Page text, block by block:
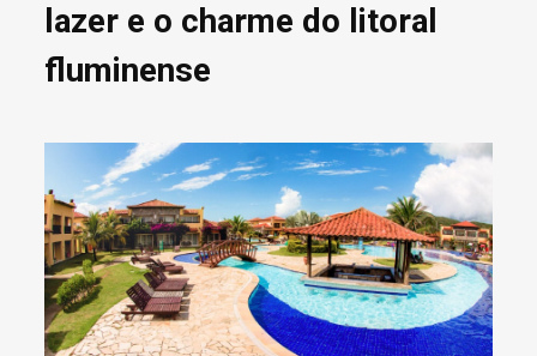
lazer e o charme do litoral
fluminense